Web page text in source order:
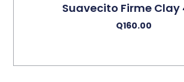
Suavecito Firme Clay
Q160.00